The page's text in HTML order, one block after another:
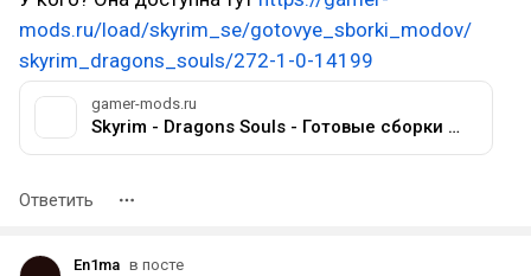
mods.ru/load/skyrim_se/gotovye_sborki_modov/
skyrim_dragons_souls/272-1-0-14199
gamer-mods.ru
Skyrim - Dragons Souls - Готовые сборки модов - TES V: Skyrim SE-AE - Моды на русском для Skyrim, Fallout, Starfield и других игр - Gamer-mods
Ответить
En1ma в посте